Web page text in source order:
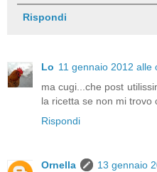
Rispondi
Lo 11 gennaio 2012 alle
ma cugi...che post
la ricetta se non mi trovo
Rispondi
Ornella
13 gennaio